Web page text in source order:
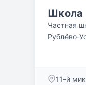
Школа
Частная
Рублёво-
11-й